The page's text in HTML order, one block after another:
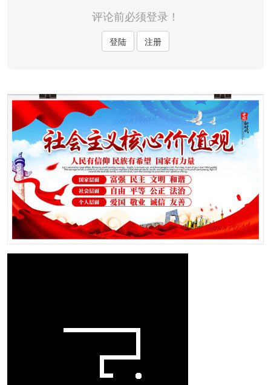
评论前必须登录！
登陆 注册